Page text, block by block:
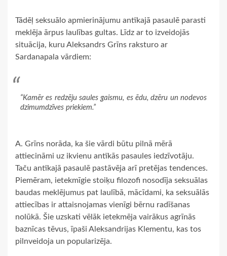
Tādēļ seksuālo apmierinājumu antīkajā pasaulē parasti
meklēja ārpus laulības gultas. Līdz ar to izveidojās
situācija, kuru Aleksandrs Grīns raksturo ar
Sardanapala vārdiem:
“Kamēr es redzēju saules gaismu, es ēdu, dzēru un nodevos
dzimumdzīves priekiem.”
A. Grīns norāda, ka šie vārdi būtu pilnā mērā
attiecināmi uz ikvienu antīkās pasaules iedzīvotāju.
Taču antīkajā pasaulē pastāvēja arī pretējas tendences.
Piemēram, ietekmīgie stoiķu filozofi nosodīja seksuālas
baudas meklējumus pat laulībā, mācīdami, ka seksuālās
attiecības ir attaisnojamas vienīgi bērnu radīšanas
nolūkā. Šie uzskati vēlāk ietekmēja vairākus agrīnās
baznīcas tēvus, īpaši Aleksandrijas Klementu, kas tos
pilnveidoja un popularizēja.